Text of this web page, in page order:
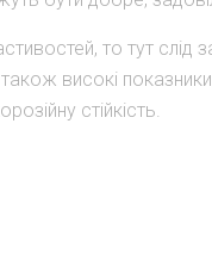
то тут слід
також високі
стійкість.